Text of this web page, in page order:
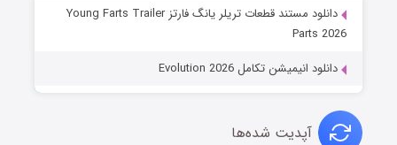
دانلود مستند قطعات تریلر یانگ فارتز Young Farts Trailer
Parts 2026
دانلود انیمیشن تکامل Evolution 2026
آپدیت شده‌ها